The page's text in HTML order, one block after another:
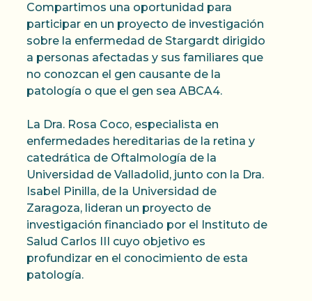
Compartimos una oportunidad para
participar en un proyecto de investigación
sobre la enfermedad de Stargardt dirigido
a personas afectadas y sus familiares que
no conozcan el gen causante de la
patología o que el gen sea ABCA4.
La Dra. Rosa Coco, especialista en
enfermedades hereditarias de la retina y
catedrática de Oftalmología de la
Universidad de Valladolid, junto con la Dra.
Isabel Pinilla, de la Universidad de
Zaragoza, lideran un proyecto de
investigación financiado por el Instituto de
Salud Carlos III cuyo objetivo es
profundizar en el conocimiento de esta
patología.